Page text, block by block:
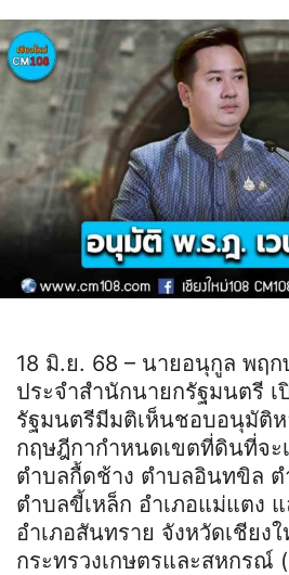
18 มิ.ย. 68 – นายอนุกูล พฤ
ประจำสำนักนายกรัฐมนตรี เ
รัฐมนตรีมีมติเห็นชอบอนุมัติห
กฤษฎีกากำหนดเขตที่ดินที่จะ
ตำบลกื้ดช้าง ตำบลอินทขิล
ตำบลขี้เหล็ก อำเภอแม่แตง
อำเภอสันทราย จังหวัดเชีย
กระทรวงเกษตรและสหกรณ์